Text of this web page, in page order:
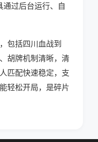
通过后台运行、自
包括四川血战到
胡牌机制清晰，清
匹配快速稳定，支
轻松开局，是碎片